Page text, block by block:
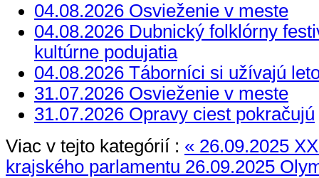
04.08.2026 Osvieženie v meste
04.08.2026 Dubnický folklórny
kultúrne podujatia
04.08.2026 Táborníci si užívajú
31.07.2026 Osvieženie v meste
31.07.2026 Opravy ciest pokračujú
Viac v tejto kategórií : « 26.09.2025
krajského parlamentu 26.09.2025